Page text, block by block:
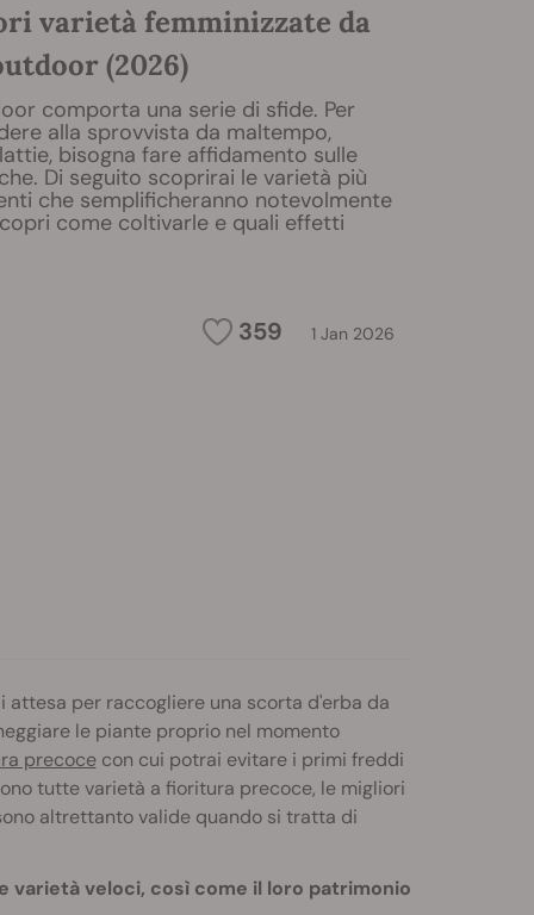
varietà femminizzate da
(2026)
comporta una serie di sfide. Per
alla sprovvista da maltempo,
bisogna fare affidamento sulle
Di seguito scoprirai le varietà più
che semplificheranno notevolmente
come coltivarle e quali effetti
359 1 Jan 2026
per raccogliere una scorta d'erba da
le piante proprio nel momento
precocecon cui potrai evitare i primi freddi
tutte varietà a fioritura precoce, le migliori
altrettanto valide quando si tratta di
varietà veloci, così come il loro patrimonio